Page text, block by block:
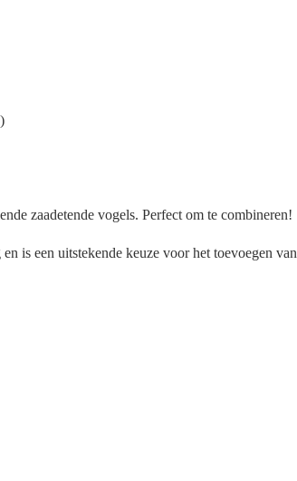
zaadetende vogels. Perfect om te combineren!
is een uitstekende keuze voor het toevoegen